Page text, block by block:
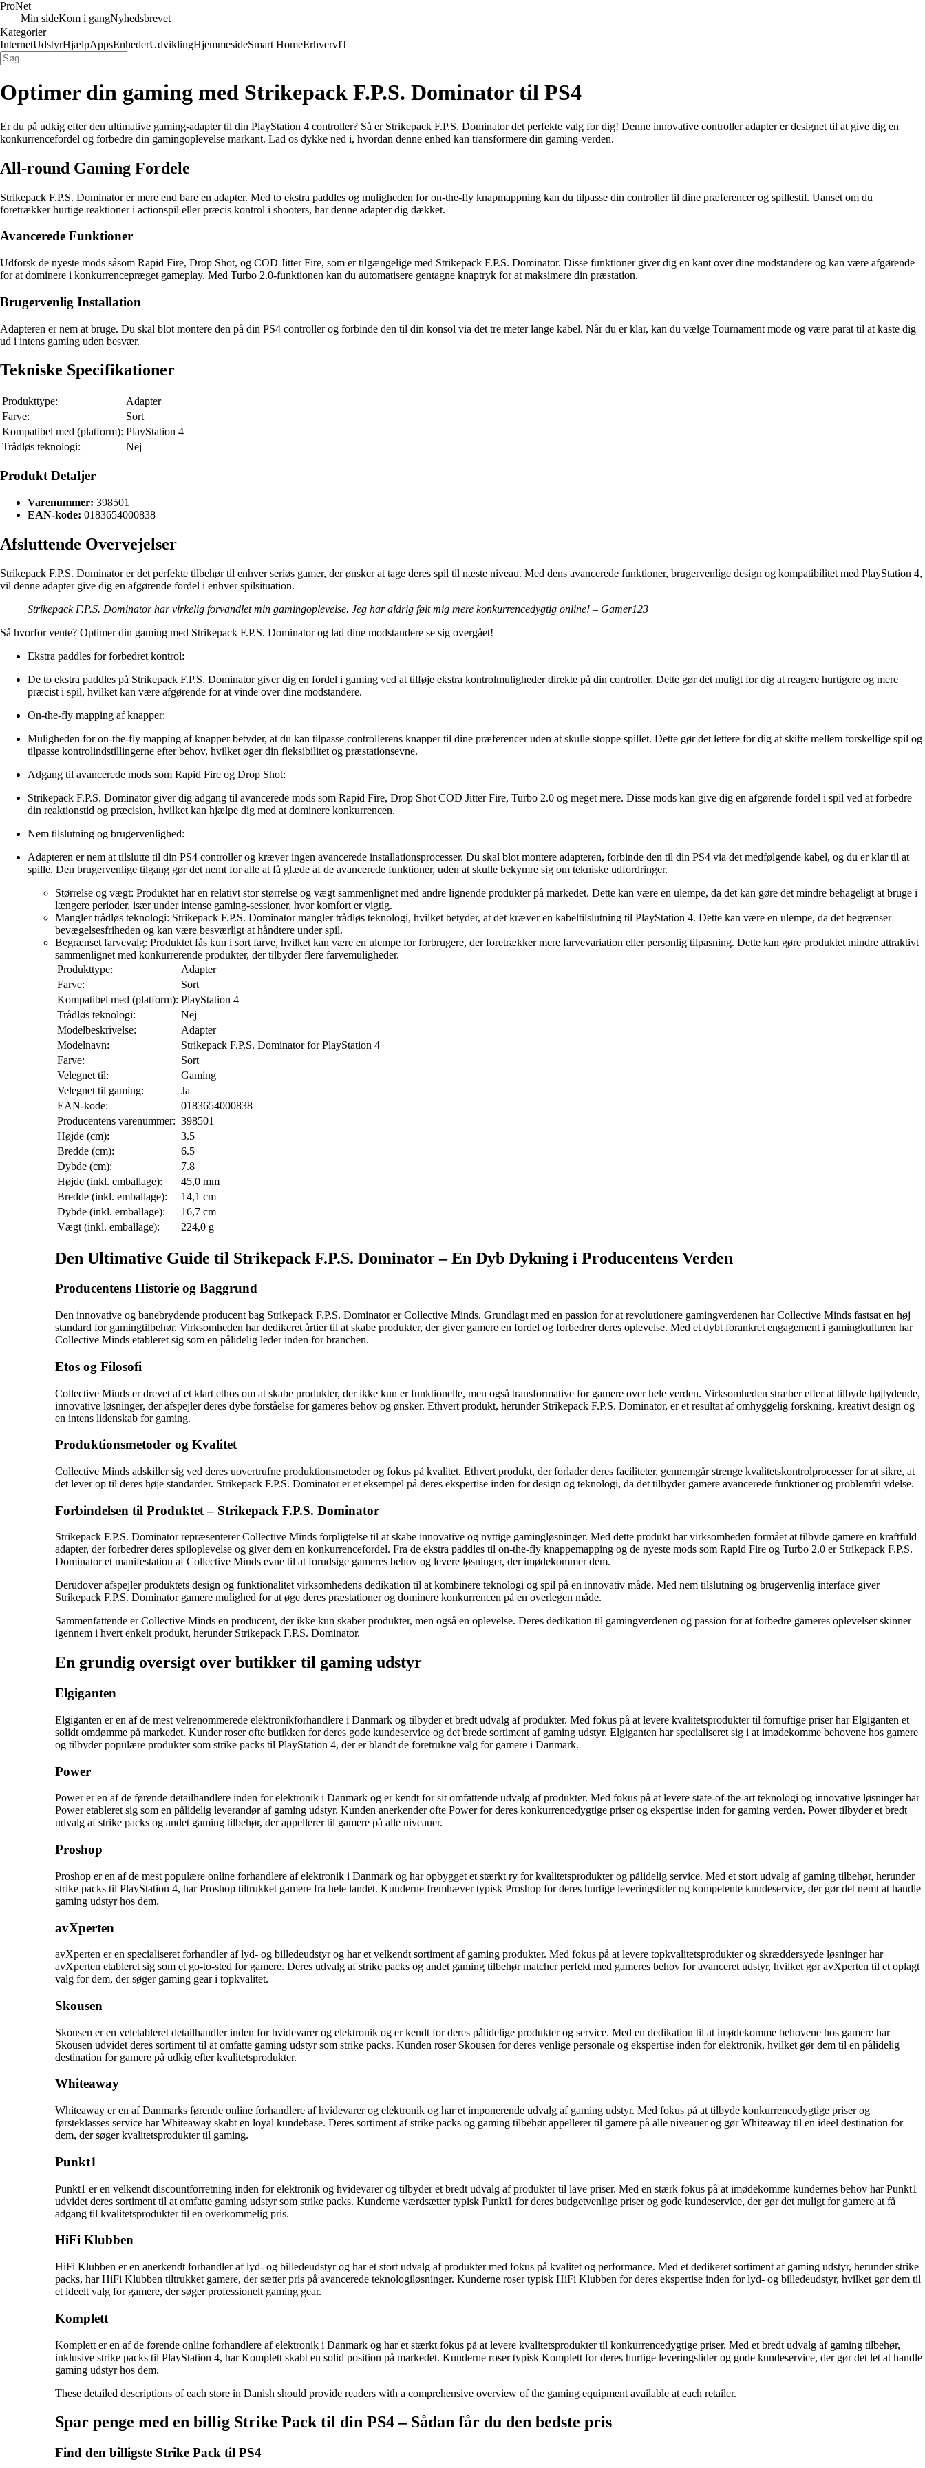
ProNet
Min sideKom i gangNyhedsbrevet
Kategorier
InternetUdstyrHjælpAppsEnhederUdviklingHjemmesideSmart HomeErhvervIT
Optimer din gaming med Strikepack F.P.S. Dominator til PS4
Er du på udkig efter den ultimative gaming-adapter til din PlayStation 4 controller? Så er Strikepack F.P.S. Dominator det perfekte valg for dig! Denne innovative controller adapter er designet til at give dig en
konkurrencefordel og forbedre din gamingoplevelse markant. Lad os dykke ned i, hvordan denne enhed kan transformere din gaming-verden.
All-round Gaming Fordele
Strikepack F.P.S. Dominator er mere end bare en adapter. Med to ekstra paddles og muligheden for on-the-fly knapmappning kan du tilpasse din controller til dine præferencer og spillestil. Uanset om du
foretrækker hurtige reaktioner i actionspil eller præcis kontrol i shooters, har denne adapter dig dækket.
Avancerede Funktioner
Udforsk de nyeste mods såsom Rapid Fire, Drop Shot, og COD Jitter Fire, som er tilgængelige med Strikepack F.P.S. Dominator. Disse funktioner giver dig en kant over dine modstandere og kan være afgørende
for at dominere i konkurrencepræget gameplay. Med Turbo 2.0-funktionen kan du automatisere gentagne knaptryk for at maksimere din præstation.
Brugervenlig Installation
Adapteren er nem at bruge. Du skal blot montere den på din PS4 controller og forbinde den til din konsol via det tre meter lange kabel. Når du er klar, kan du vælge Tournament mode og være parat til at kaste dig
ud i intens gaming uden besvær.
Tekniske Specifikationer
Produkttype:
Adapter
Farve:
Sort
Kompatibel med (platform): PlayStation 4
Trådløs teknologi:
Nej
Produkt Detaljer
Varenummer: 398501
EAN-kode: 0183654000838
Afsluttende Overvejelser
Strikepack F.P.S. Dominator er det perfekte tilbehør til enhver seriøs gamer, der ønsker at tage deres spil til næste niveau. Med dens avancerede funktioner, brugervenlige design og kompatibilitet med PlayStation 4,
vil denne adapter give dig en afgørende fordel i enhver spilsituation.
Strikepack F.P.S. Dominator har virkelig forvandlet min gamingoplevelse. Jeg har aldrig følt mig mere konkurrencedygtig online! – Gamer123
Så hvorfor vente? Optimer din gaming med Strikepack F.P.S. Dominator og lad dine modstandere se sig overgået!
Ekstra paddles for forbedret kontrol:
De to ekstra paddles på Strikepack F.P.S. Dominator giver dig en fordel i gaming ved at tilføje ekstra kontrolmuligheder direkte på din controller. Dette gør det muligt for dig at reagere hurtigere og mere
præcist i spil, hvilket kan være afgørende for at vinde over dine modstandere.
On-the-fly mapping af knapper:
Muligheden for on-the-fly mapping af knapper betyder, at du kan tilpasse controllerens knapper til dine præferencer uden at skulle stoppe spillet. Dette gør det lettere for dig at skifte mellem forskellige spil og
tilpasse kontrolindstillingerne efter behov, hvilket øger din fleksibilitet og præstationsevne.
Adgang til avancerede mods som Rapid Fire og Drop Shot:
Strikepack F.P.S. Dominator giver dig adgang til avancerede mods som Rapid Fire, Drop Shot COD Jitter Fire, Turbo 2.0 og meget mere. Disse mods kan give dig en afgørende fordel i spil ved at forbedre
din reaktionstid og præcision, hvilket kan hjælpe dig med at dominere konkurrencen.
Nem tilslutning og brugervenlighed:
Adapteren er nem at tilslutte til din PS4 controller og kræver ingen avancerede installationsprocesser. Du skal blot montere adapteren, forbinde den til din PS4 via det medfølgende kabel, og du er klar til at
spille. Den brugervenlige tilgang gør det nemt for alle at få glæde af de avancerede funktioner, uden at skulle bekymre sig om tekniske udfordringer.
Størrelse og vægt: Produktet har en relativt stor størrelse og vægt sammenlignet med andre lignende produkter på markedet. Dette kan være en ulempe, da det kan gøre det mindre behageligt at bruge i
længere perioder, især under intense gaming-sessioner, hvor komfort er vigtig.
Mangler trådløs teknologi: Strikepack F.P.S. Dominator mangler trådløs teknologi, hvilket betyder, at det kræver en kabeltilslutning til PlayStation 4. Dette kan være en ulempe, da det begrænser
bevægelsesfriheden og kan være besværligt at håndtere under spil.
Begrænset farvevalg: Produktet fås kun i sort farve, hvilket kan være en ulempe for forbrugere, der foretrækker mere farvevariation eller personlig tilpasning. Dette kan gøre produktet mindre attraktivt
sammenlignet med konkurrerende produkter, der tilbyder flere farvemuligheder.
Produkttype:
Adapter
Farve:
Sort
Kompatibel med (platform): PlayStation 4
Trådløs teknologi:
Nej
Modelbeskrivelse:
Adapter
Modelnavn:
Strikepack F.P.S. Dominator for PlayStation 4
Farve:
Sort
Velegnet til:
Gaming
Velegnet til gaming:
Ja
EAN-kode:
0183654000838
Producentens varenummer: 398501
Højde (cm):
3.5
Bredde (cm):
6.5
Dybde (cm):
7.8
Højde (inkl. emballage):
45,0 mm
Bredde (inkl. emballage):
14,1 cm
Dybde (inkl. emballage):
16,7 cm
Vægt (inkl. emballage):
224,0 g
Den Ultimative Guide til Strikepack F.P.S. Dominator – En Dyb Dykning i Producentens Verden
Producentens Historie og Baggrund
Den innovative og banebrydende producent bag Strikepack F.P.S. Dominator er Collective Minds. Grundlagt med en passion for at revolutionere gamingverdenen har Collective Minds fastsat en høj
standard for gamingtilbehør. Virksomheden har dedikeret årtier til at skabe produkter, der giver gamere en fordel og forbedrer deres oplevelse. Med et dybt forankret engagement i gamingkulturen har
Collective Minds etableret sig som en pålidelig leder inden for branchen.
Etos og Filosofi
Collective Minds er drevet af et klart ethos om at skabe produkter, der ikke kun er funktionelle, men også transformative for gamere over hele verden. Virksomheden stræber efter at tilbyde højtydende,
innovative løsninger, der afspejler deres dybe forståelse for gameres behov og ønsker. Ethvert produkt, herunder Strikepack F.P.S. Dominator, er et resultat af omhyggelig forskning, kreativt design og
en intens lidenskab for gaming.
Produktionsmetoder og Kvalitet
Collective Minds adskiller sig ved deres uovertrufne produktionsmetoder og fokus på kvalitet. Ethvert produkt, der forlader deres faciliteter, gennemgår strenge kvalitetskontrolprocesser for at sikre, at
det lever op til deres høje standarder. Strikepack F.P.S. Dominator er et eksempel på deres ekspertise inden for design og teknologi, da det tilbyder gamere avancerede funktioner og problemfri ydelse.
Forbindelsen til Produktet – Strikepack F.P.S. Dominator
Strikepack F.P.S. Dominator repræsenterer Collective Minds forpligtelse til at skabe innovative og nyttige gamingløsninger. Med dette produkt har virksomheden formået at tilbyde gamere en kraftfuld
adapter, der forbedrer deres spiloplevelse og giver dem en konkurrencefordel. Fra de ekstra paddles til on-the-fly knappemapping og de nyeste mods som Rapid Fire og Turbo 2.0 er Strikepack F.P.S.
Dominator et manifestation af Collective Minds evne til at forudsige gameres behov og levere løsninger, der imødekommer dem.
Derudover afspejler produktets design og funktionalitet virksomhedens dedikation til at kombinere teknologi og spil på en innovativ måde. Med nem tilslutning og brugervenlig interface giver
Strikepack F.P.S. Dominator gamere mulighed for at øge deres præstationer og dominere konkurrencen på en overlegen måde.
Sammenfattende er Collective Minds en producent, der ikke kun skaber produkter, men også en oplevelse. Deres dedikation til gamingverdenen og passion for at forbedre gameres oplevelser skinner
igennem i hvert enkelt produkt, herunder Strikepack F.P.S. Dominator.
En grundig oversigt over butikker til gaming udstyr
Elgiganten
Elgiganten er en af de mest velrenommerede elektronikforhandlere i Danmark og tilbyder et bredt udvalg af produkter. Med fokus på at levere kvalitetsprodukter til fornuftige priser har Elgiganten et
solidt omdømme på markedet. Kunder roser ofte butikken for deres gode kundeservice og det brede sortiment af gaming udstyr. Elgiganten har specialiseret sig i at imødekomme behovene hos gamere
og tilbyder populære produkter som strike packs til PlayStation 4, der er blandt de foretrukne valg for gamere i Danmark.
Power
Power er en af de førende detailhandlere inden for elektronik i Danmark og er kendt for sit omfattende udvalg af produkter. Med fokus på at levere state-of-the-art teknologi og innovative løsninger har
Power etableret sig som en pålidelig leverandør af gaming udstyr. Kunden anerkender ofte Power for deres konkurrencedygtige priser og ekspertise inden for gaming verden. Power tilbyder et bredt
udvalg af strike packs og andet gaming tilbehør, der appellerer til gamere på alle niveauer.
Proshop
Proshop er en af de mest populære online forhandlere af elektronik i Danmark og har opbygget et stærkt ry for kvalitetsprodukter og pålidelig service. Med et stort udvalg af gaming tilbehør, herunder
strike packs til PlayStation 4, har Proshop tiltrukket gamere fra hele landet. Kunderne fremhæver typisk Proshop for deres hurtige leveringstider og kompetente kundeservice, der gør det nemt at handle
gaming udstyr hos dem.
avXperten
avXperten er en specialiseret forhandler af lyd- og billedeudstyr og har et velkendt sortiment af gaming produkter. Med fokus på at levere topkvalitetsprodukter og skræddersyede løsninger har
avXperten etableret sig som et go-to-sted for gamere. Deres udvalg af strike packs og andet gaming tilbehør matcher perfekt med gameres behov for avanceret udstyr, hvilket gør avXperten til et oplagt
valg for dem, der søger gaming gear i topkvalitet.
Skousen
Skousen er en veletableret detailhandler inden for hvidevarer og elektronik og er kendt for deres pålidelige produkter og service. Med en dedikation til at imødekomme behovene hos gamere har
Skousen udvidet deres sortiment til at omfatte gaming udstyr som strike packs. Kunden roser Skousen for deres venlige personale og ekspertise inden for elektronik, hvilket gør dem til en pålidelig
destination for gamere på udkig efter kvalitetsprodukter.
Whiteaway
Whiteaway er en af Danmarks førende online forhandlere af hvidevarer og elektronik og har et imponerende udvalg af gaming udstyr. Med fokus på at tilbyde konkurrencedygtige priser og
førsteklasses service har Whiteaway skabt en loyal kundebase. Deres sortiment af strike packs og gaming tilbehør appellerer til gamere på alle niveauer og gør Whiteaway til en ideel destination for
dem, der søger kvalitetsprodukter til gaming.
Punkt1
Punkt1 er en velkendt discountforretning inden for elektronik og hvidevarer og tilbyder et bredt udvalg af produkter til lave priser. Med en stærk fokus på at imødekomme kundernes behov har Punkt1
udvidet deres sortiment til at omfatte gaming udstyr som strike packs. Kunderne værdsætter typisk Punkt1 for deres budgetvenlige priser og gode kundeservice, der gør det muligt for gamere at få
adgang til kvalitetsprodukter til en overkommelig pris.
HiFi Klubben
HiFi Klubben er en anerkendt forhandler af lyd- og billedeudstyr og har et stort udvalg af produkter med fokus på kvalitet og performance. Med et dedikeret sortiment af gaming udstyr, herunder strike
packs, har HiFi Klubben tiltrukket gamere, der sætter pris på avancerede teknologiløsninger. Kunderne roser typisk HiFi Klubben for deres ekspertise inden for lyd- og billedeudstyr, hvilket gør dem til
et ideelt valg for gamere, der søger professionelt gaming gear.
Komplett
Komplett er en af de førende online forhandlere af elektronik i Danmark og har et stærkt fokus på at levere kvalitetsprodukter til konkurrencedygtige priser. Med et bredt udvalg af gaming tilbehør,
inklusive strike packs til PlayStation 4, har Komplett skabt en solid position på markedet. Kunderne roser typisk Komplett for deres hurtige leveringstider og gode kundeservice, der gør det let at handle
gaming udstyr hos dem.
These detailed descriptions of each store in Danish should provide readers with a comprehensive overview of the gaming equipment available at each retailer.
Spar penge med en billig Strike Pack til din PS4 – Sådan får du den bedste pris
Find den billigste Strike Pack til PS4